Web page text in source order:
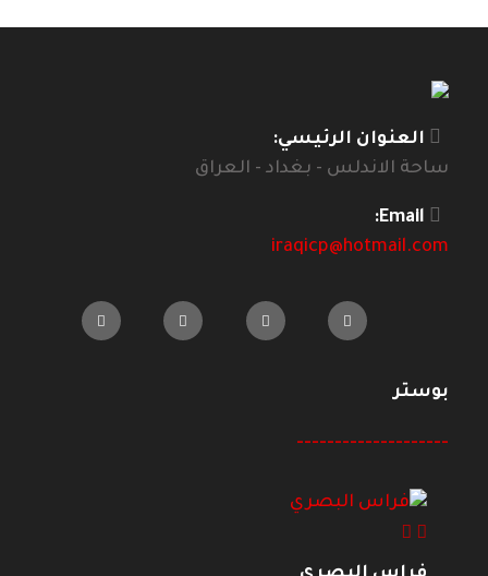
العنوان الرئيسي:
ساحة الاندلس - بغداد - العراق
Email:
iraqicp@hotmail.com
بوستر
--------------------